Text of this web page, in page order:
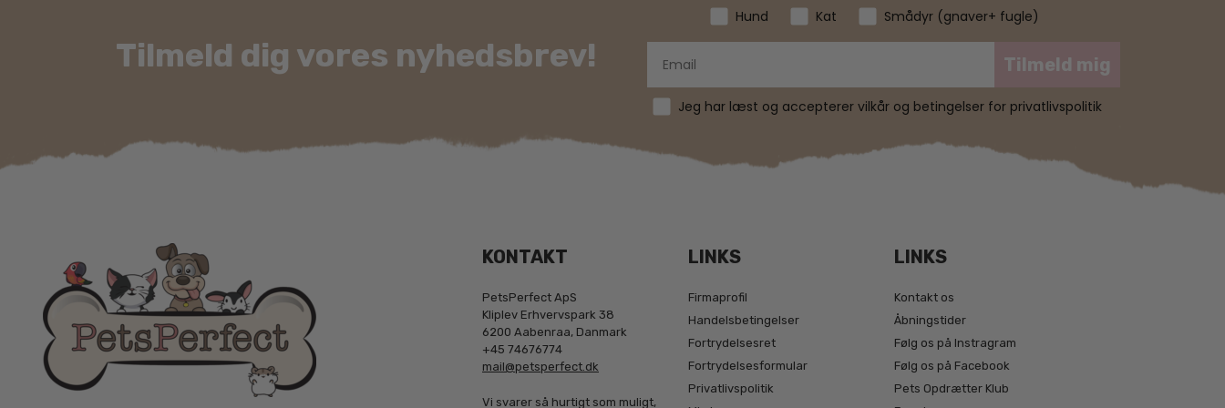
Tilmeld dig vores nyhedsbrev!
Hund Kat Smådyr (gnaver+ fugle)
Tilmeld mig
Jeg har læst og accepterer vilkår og betingelser for privatlivspolitik
KONTAKT
PetsPerfect ApS
Kliplev Erhvervspark 38
6200 Aabenraa, Danmark
+45 74676774
mail@petsperfect.dk
Vi svarer så hurtigt som muligt,
LINKS
Firmaprofil
Handelsbetingelser
Fortrydelsesret
Fortrydelsesformular
Privatlivspolitik
LINKS
Kontakt os
Åbningstider
Følg os på Instragram
Følg os på Facebook
Pets Opdrætter Klub